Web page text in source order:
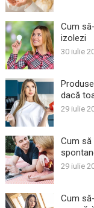
Cum
izolezi
30 iulie
dacă
29 iulie
Cum
29 iulie
Cum